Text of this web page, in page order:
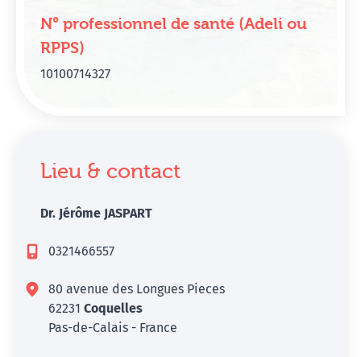
N° professionnel de santé (Adeli ou
RPPS)
10100714327
Lieu & contact
Dr. Jérôme JASPART
0321466557
80 avenue des Longues Pieces
62231 Coquelles
Pas-de-Calais - France